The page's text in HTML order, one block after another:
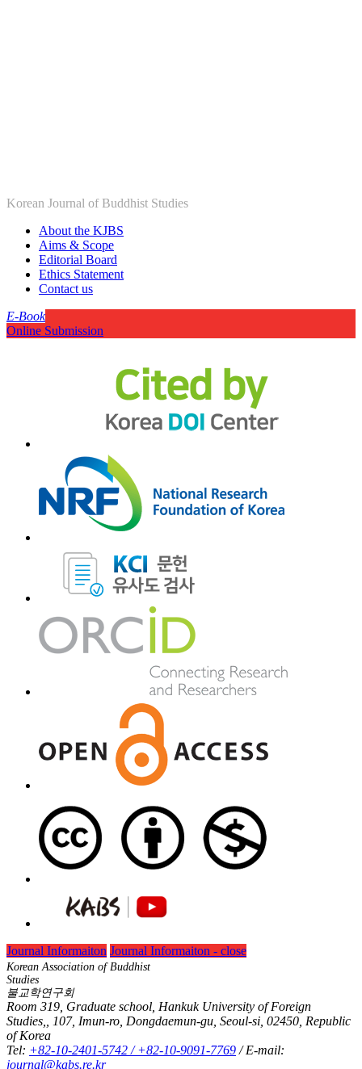
Korean Journal of Buddhist Studies
About the KJBS
Aims & Scope
Editorial Board
Ethics Statement
Contact us
E-Book
Online Submission
Journal Informaiton Journal Informaiton - close
Korean Association of Buddhist
Studies
불교학연구회
Room 319, Graduate school, Hankuk University of Foreign
Studies,, 107, Imun-ro, Dongdaemun-gu, Seoul-si, 02450, Republic
of Korea
Tel: +82-10-2401-5742 / +82-10-9091-7769 / E-mail:
journal@kabs.re.kr